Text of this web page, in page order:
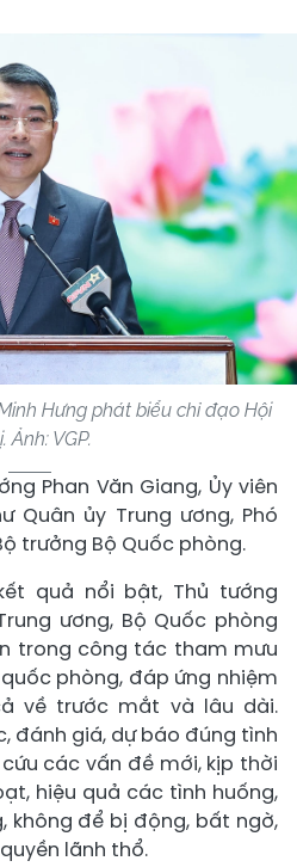
Hưng phát biểu chỉ đạo Hội
Ảnh: VGP.
Phan Văn Giang, Ủy viên
Quân ủy Trung ương, Phó
trưởng Bộ Quốc phòng.
quả nổi bật, Thủ tướng
ương, Bộ Quốc phòng
trong công tác tham mưu
phòng, đáp ứng nhiệm
về trước mắt và lâu dài.
đánh giá, dự báo đúng tình
các vấn đề mới, kịp thời
hiệu quả các tình huống,
không để bị động, bất ngờ,
lãnh thổ.